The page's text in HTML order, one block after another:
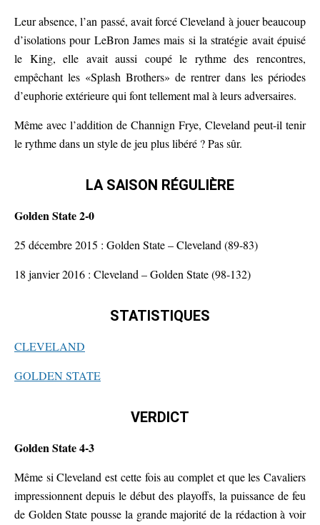
Leur absence, l’an passé, avait forcé Cleveland à jouer beaucoup
d’isolations pour LeBron James mais si la stratégie avait épuisé
le King, elle avait aussi coupé le rythme des rencontres,
empêchant les «Splash Brothers» de rentrer dans les périodes
d’euphorie extérieure qui font tellement mal à leurs adversaires.
Même avec l’addition de Channign Frye, Cleveland peut-il tenir
le rythme dans un style de jeu plus libéré ? Pas sûr.
LA SAISON RÉGULIÈRE
Golden State 2-0
25 décembre 2015 : Golden State – Cleveland (89-83)
18 janvier 2016 : Cleveland – Golden State (98-132)
STATISTIQUES
CLEVELAND
GOLDEN STATE
VERDICT
Golden State 4-3
Même si Cleveland est cette fois au complet et que les Cavaliers
impressionnent depuis le début des playoffs, la puissance de feu
de Golden State pousse la grande majorité de la rédaction à voir